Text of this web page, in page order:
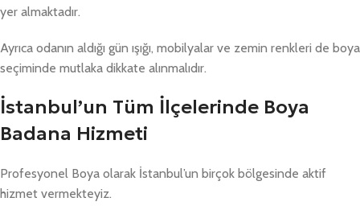
yer almaktadır.
Ayrıca odanın aldığı gün ışığı, mobilyalar ve zemin renkleri de boya
seçiminde mutlaka dikkate alınmalıdır.
İstanbul’un Tüm İlçelerinde Boya
Badana Hizmeti
Profesyonel Boya olarak İstanbul’un birçok bölgesinde aktif
hizmet vermekteyiz.